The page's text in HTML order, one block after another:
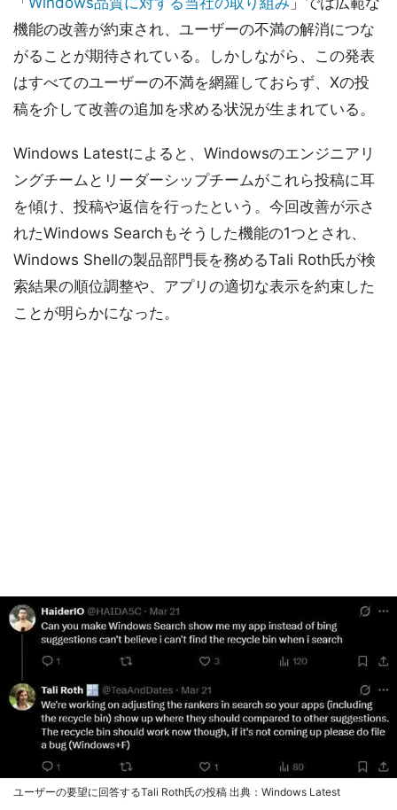
機能の改善が約束され、ユーザーの不満の解消につな
がることが期待されている。しかしながら、この発表
はすべてのユーザーの不満を網羅しておらず、Xの投
稿を介して改善の追加を求める状況が生まれている。
Windows Latestによると、Windowsのエンジニアリ
ングチームとリーダーシップチームがこれら投稿に耳
を傾け、投稿や返信を行ったという。今回改善が示さ
れたWindows Searchもそうした機能の1つとされ、
Windows Shellの製品部門長を務めるTali Roth氏が検
索結果の順位調整や、アプリの適切な表示を約束した
ことが明らかになった。
ユーザーの要望に回答するTali Roth氏の投稿 出典：Windows Latest